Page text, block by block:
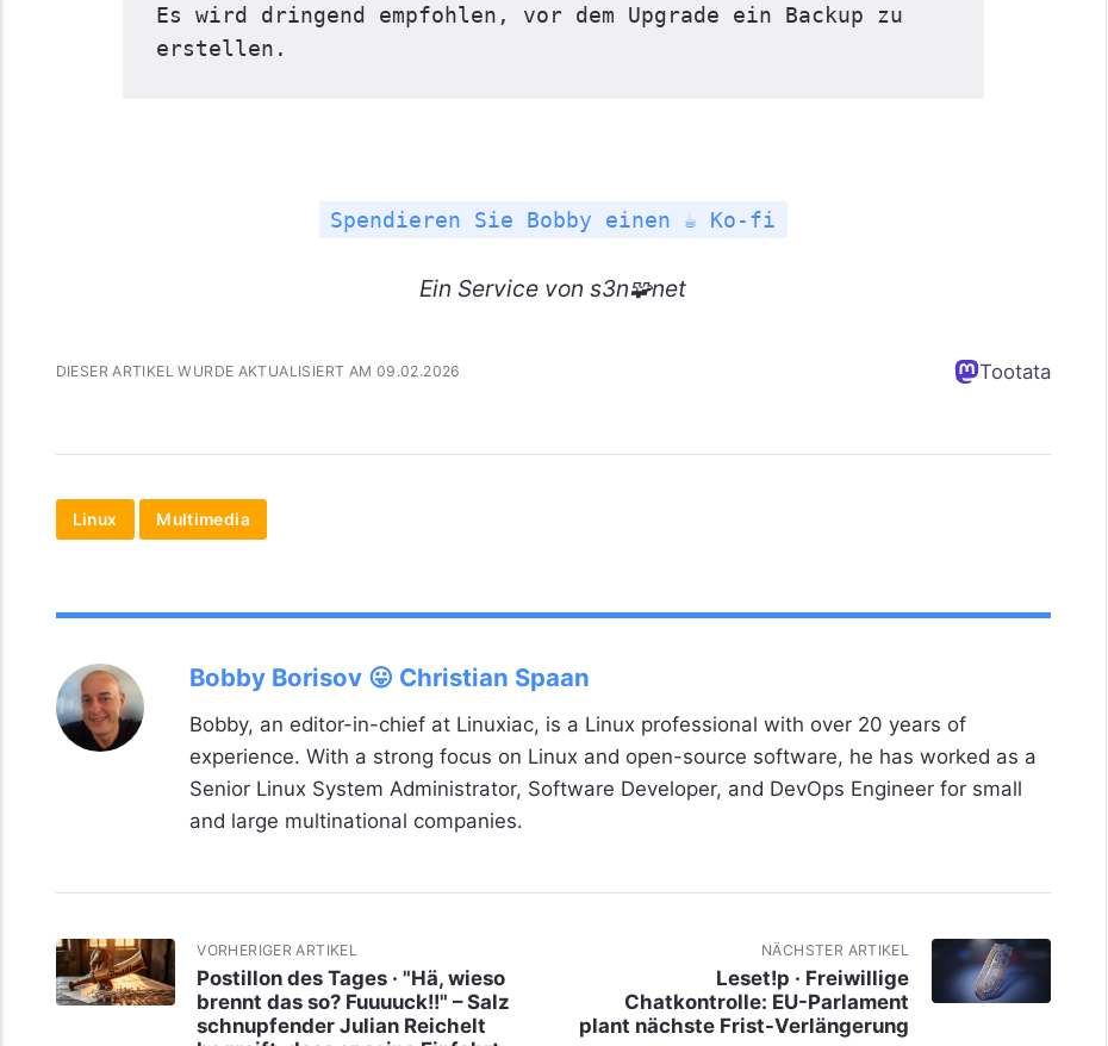
Es wird dringend empfohlen, vor dem Upgrade ein Backup zu
erstellen.
Spendieren Sie Bobby einen ☕ Ko-fi
Ein Service von s3n🧩net
DIESER ARTIKEL WURDE AKTUALISIERT AM 09.02.2026 Tootata
Linux Multimedia
Bobby Borisov 😛 Christian Spaan
Bobby, an editor-in-chief at Linuxiac, is a Linux professional with over 20 years of
experience. With a strong focus on Linux and open-source software, he has worked as a
Senior Linux System Administrator, Software Developer, and DevOps Engineer for small
and large multinational companies.
VORHERIGER ARTIKEL
Postillon des Tages · "Hä, wieso
brennt das so? Fuuuuck!!" – Salz
schnupfender Julian Reichelt
NÄCHSTER ARTIKEL
Leset!p · Freiwillige
Chatkontrolle: EU-Parlament
plant nächste Frist-Verlängerung